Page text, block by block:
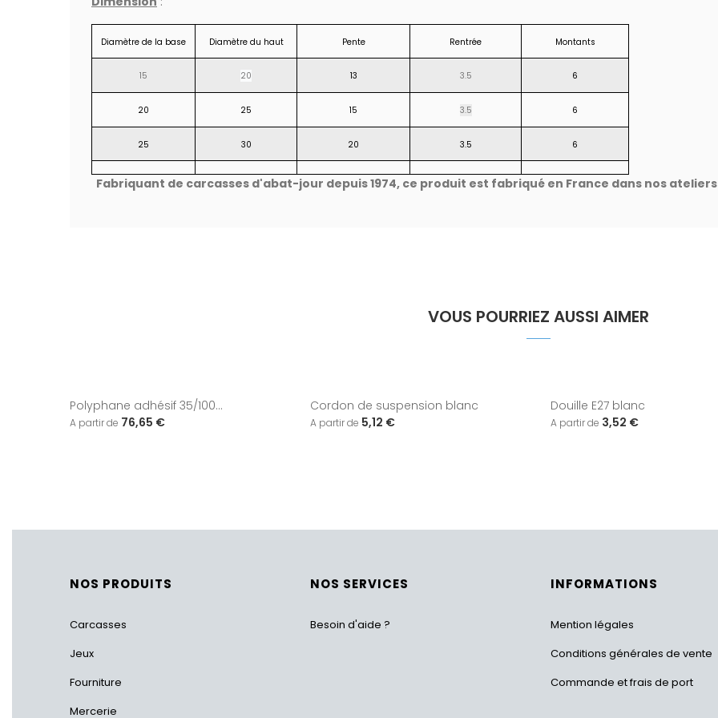
Diamètre de la base Diamètre du haut Pente Rentrée Montants
15 20 13 3.5 6
20 25 15 3.5 6
25 30 20 3.5 6
Fabriquant de carcasses d'abat-jour depuis 1974, ce produit est fabriqué en France dans nos
VOUS POURRIEZ AUSSI AIMER
Polyphane adhésif 35/100...
76,65 €
Cordon de suspension blanc
5,12 €
Douille E27 blanc
3,52 €
NOS PRODUITS
Carcasses
Jeux
Fourniture
Mercerie
NOS SERVICES
Besoin d'aide ?
INFORMATIONS
Mention légales
Conditions générales de vente
Commande et frais de port